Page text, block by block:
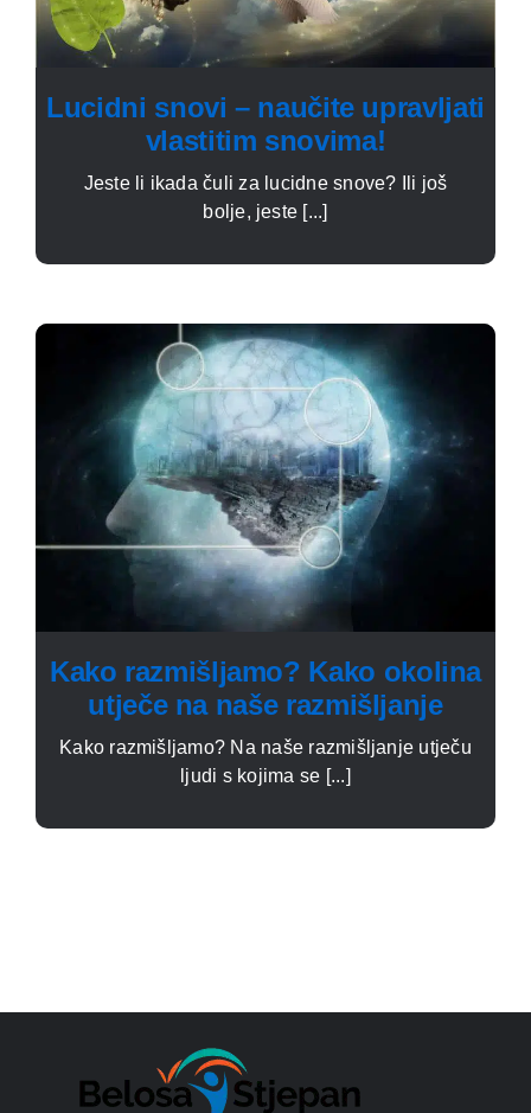
Lucidni snovi – naučite upravljati
vlastitim snovima!
Jeste li ikada čuli za lucidne snove? Ili još
bolje, jeste [...]
Kako razmišljamo? Kako okolina
utječe na naše razmišljanje
Kako razmišljamo? Na naše razmišljanje utječu
ljudi s kojima se [...]